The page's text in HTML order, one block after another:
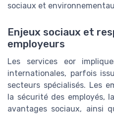
sociaux et
Enjeux sociaux et
employeurs
Les services eor
internationales, parfois
secteurs spécialisés. Les
la sécurité des employés,
avantages sociaux, ainsi